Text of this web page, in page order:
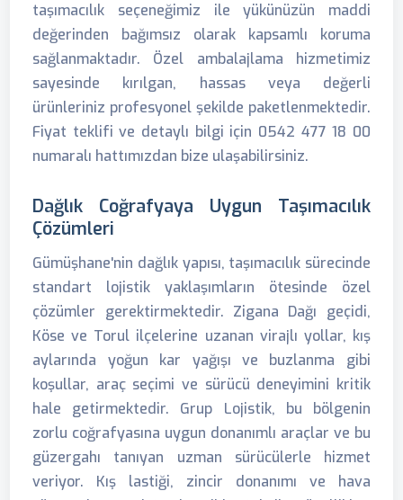
taşımacılık seçeneğimiz ile yükünüzün maddi
değerinden bağımsız olarak kapsamlı koruma
sağlanmaktadır. Özel ambalajlama hizmetimiz
sayesinde kırılgan, hassas veya değerli
ürünleriniz profesyonel şekilde paketlenmektedir.
Fiyat teklifi ve detaylı bilgi için 0542 477 18 00
numaralı hattımızdan bize ulaşabilirsiniz.
Dağlık Coğrafyaya Uygun Taşımacılık
Çözümleri
Gümüşhane'nin dağlık yapısı, taşımacılık sürecinde
standart lojistik yaklaşımların ötesinde özel
çözümler gerektirmektedir. Zigana Dağı geçidi,
Köse ve Torul ilçelerine uzanan virajlı yollar, kış
aylarında yoğun kar yağışı ve buzlanma gibi
koşullar, araç seçimi ve sürücü deneyimini kritik
hale getirmektedir. Grup Lojistik, bu bölgenin
zorlu coğrafyasına uygun donanımlı araçlar ve bu
güzergahı tanıyan uzman sürücülerle hizmet
veriyor. Kış lastiği, zincir donanımı ve hava